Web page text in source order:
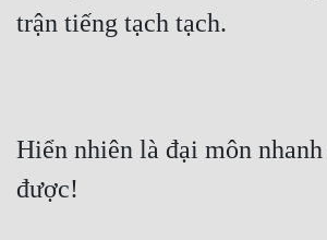
trận tiếng tạch tạch.
Hiển nhiên là đại môn
được!